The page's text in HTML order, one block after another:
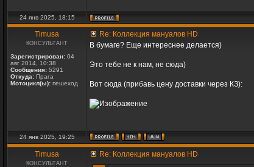
24 янв 2025, 18:15
Timusa
КОНСУЛЬТАНТ
Зарегистрирован: 04
авг 2014, 10:38
Сообщения: 5291
Откуда: Прага
Мотоцикл(ы): пешеход
Re: Коллекция мануалов HD
В бумаге? Еще интереснее делается)
Это тебе не к нам, не сюда)
Вот сюда (прибавь цену доставки через КЗ):
24 янв 2025, 19:25
Timusa
КОНСУЛЬТАНТ
Re: Коллекция мануалов HD